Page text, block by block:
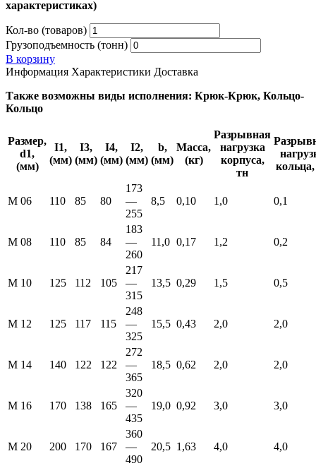
характеристиках)
Кол-во (товаров)
Грузоподъемность (тонн)
В корзину
Информация Характеристики Доставка
Также возможны виды исполнения: Крюк-Крюк, Кольцо-
Кольцо
Размер,
d1,
(мм)
I1,
(мм)
I3,
(мм)
I4,
(мм)
I2,
(мм)
b,
(мм)
Масса,
(кг)
Разрывная
нагрузка
корпуса,
тн
М 06 110 85 80
173
—
255
8,5 0,10 1,0 0,1
М 08 110 85 84
183
—
260
11,0 0,17 1,2 0,2
М 10 125 112 105
217
—
315
13,5 0,29 1,5 0,5
М 12 125 117 115
248
—
325
15,5 0,43 2,0 2,0
М 14 140 122 122
272
—
365
18,5 0,62 2,0 2,0
М 16 170 138 165
320
—
435
19,0 0,92 3,0 3,0
М 20 200 170 167
360
—
490
20,5 1,63 4,0 4,0